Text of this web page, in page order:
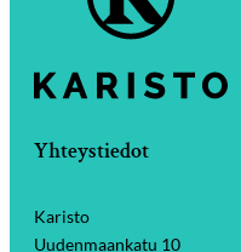
Yhteystiedot
Karisto
Uudenmaankatu 10